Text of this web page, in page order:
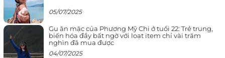
05/07/2025
Gu ăn mặc của Phương Mỹ Chi ở tuổi 22: Trẻ trung,
biến hóa đầy bất ngờ với loạt item chỉ vài trăm
nghìn đã mua được
04/07/2025